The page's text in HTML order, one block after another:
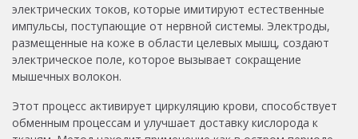
электрических токов, которые имитируют естественные
импульсы, поступающие от нервной системы. Электроды,
размещенные на коже в области целевых мышц, создают
электрическое поле, которое вызывает сокращение
мышечных волокон.
Этот процесс активирует циркуляцию крови, способствует
обменным процессам и улучшает доставку кислорода к